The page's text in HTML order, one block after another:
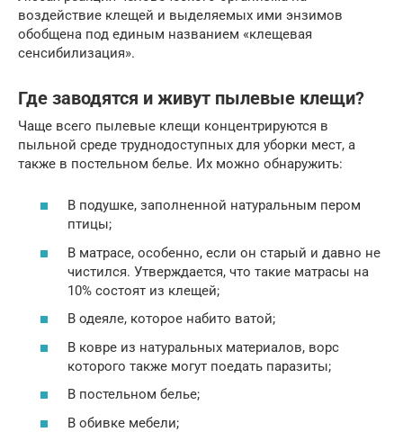
воздействие клещей и выделяемых ими энзимов
обобщена под единым названием «клещевая
сенсибилизация».
Где заводятся и живут пылевые клещи?
Чаще всего пылевые клещи концентрируются в
пыльной среде труднодоступных для уборки мест, а
также в постельном белье. Их можно обнаружить:
В подушке, заполненной натуральным пером
птицы;
В матрасе, особенно, если он старый и давно не
чистился. Утверждается, что такие матрасы на
10% состоят из клещей;
В одеяле, которое набито ватой;
В ковре из натуральных материалов, ворс
которого также могут поедать паразиты;
В постельном белье;
В обивке мебели;